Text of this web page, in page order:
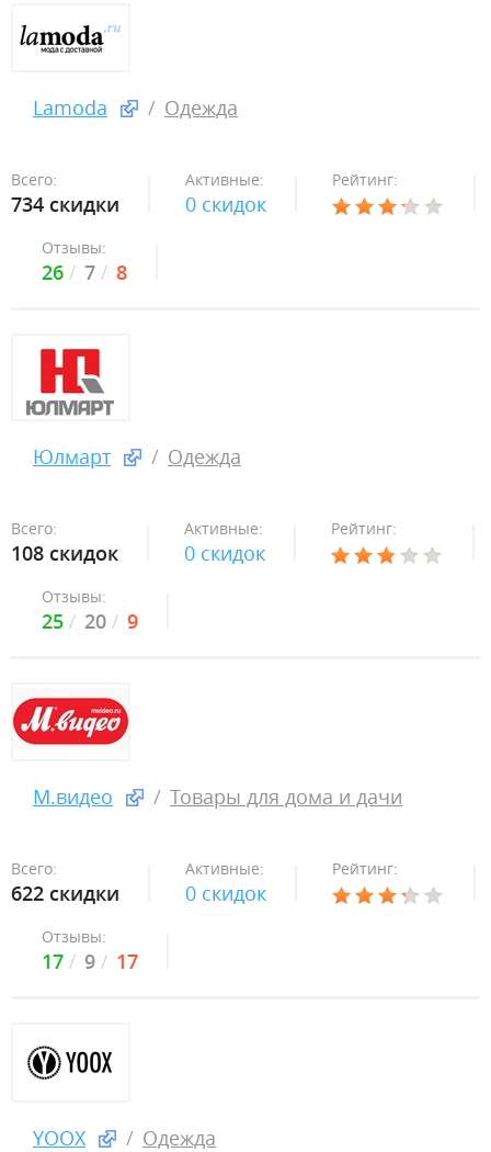
Lamoda Одежда
Всего:
734 скидки
Активные:
0 скидок
Рейтинг:
Отзывы:
26 7 8
Юлмарт Одежда
Всего:
108 скидок
Активные:
0 скидок
Рейтинг:
Отзывы:
25 20 9
М.видео Товары для дома и дачи
Всего:
622 скидки
Активные:
0 скидок
Рейтинг:
Отзывы:
17 9 17
YOOX Одежда